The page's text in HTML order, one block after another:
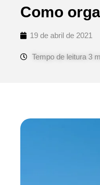
Como
19 de abril de 2021